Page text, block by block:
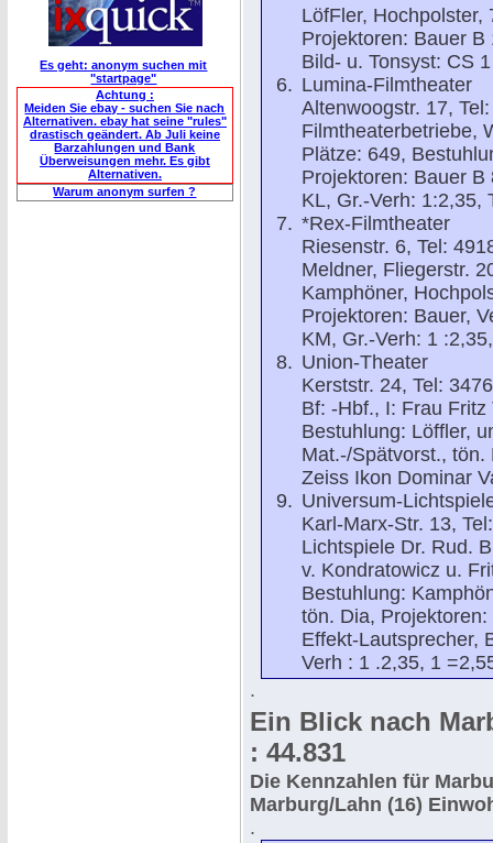
Es geht: anonym suchen mit
"startpage"
Achtung :
Meiden Sie ebay - suchen Sie nach
Alternativen. ebay hat seine "rules"
drastisch geändert. Ab Juli keine
Barzahlungen und Bank
Überweisungen mehr. Es gibt
Alternativen.
Warum anonym surfen ?
LöfFler, Hochpolster,
Projektoren: Bauer
Bild- u. Tonsyst: CS
Lumina-Filmtheater
Altenwoogstr. 17,
Filmtheaterbetriebe,
Plätze: 649,
Projektoren: Bauer B
KL, Gr.-Verh: 1:2,35,
*Rex-Filmtheater
Riesenstr. 6, Tel:
Meldner, Fliegerstr.
Kamphöner,
Projektoren: Bauer,
KM, Gr.-Verh: 1
Union-Theater
Kerststr. 24, Tel:
Bf: -Hbf., I: Frau
Bestuhlung: Löffler,
Mat.-/Spätvorst.,
Zeiss Ikon Dominar
Universum-
Karl-Marx-Str. 13,
Lichtspiele Dr. Rud.
v. Kondratowicz u.
Bestuhlung:
tön. Dia,
Effekt-Lautsprecher,
Verh : 1 .2,35, 1
.
Ein Blick nach
: 44.831
Die Kennzahlen für
Marburg/Lahn (16)
.